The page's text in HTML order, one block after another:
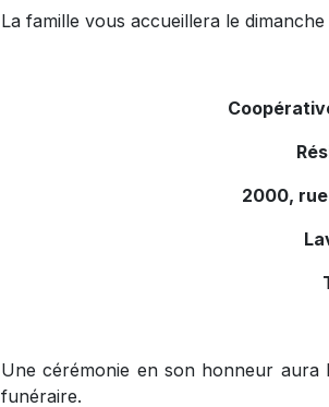
La famille vous accueillera le
2000,
Une cérémonie en son honneur aura
funéraire.